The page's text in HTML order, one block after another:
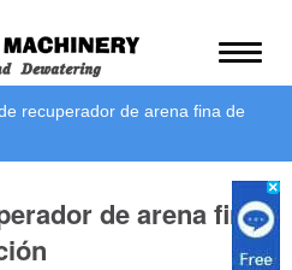
recuperador de arena fina de
de arena fina